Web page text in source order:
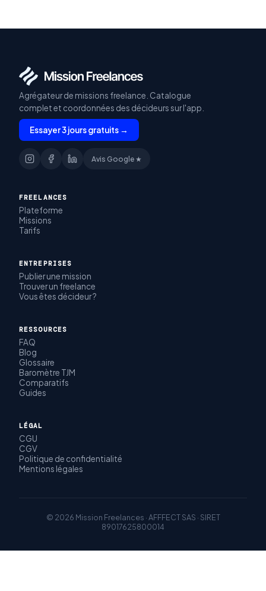
Agrégateur de missions freelance. Catalogue
complet et coordonnées des décideurs sur l'app.
Essayer 3 jours gratuits →
Avis Google ★
FREELANCES
Plateforme
Missions
Tarifs
ENTREPRISES
Publier une mission
Trouver un freelance
Vous êtes décideur ?
RESSOURCES
FAQ
Blog
Glossaire
Baromètre TJM
Comparatifs
Guides
LÉGAL
CGU
CGV
Politique de confidentialité
Mentions légales
© 2026 Mission Freelances · AFFFECT SAS · SIRET
89017625800014